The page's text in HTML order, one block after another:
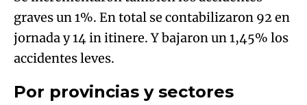
graves un 1%. En total se contabilizaron 92 en
jornada y 14 in itinere. Y bajaron un 1,45% los
accidentes leves.
Por provincias y sectores